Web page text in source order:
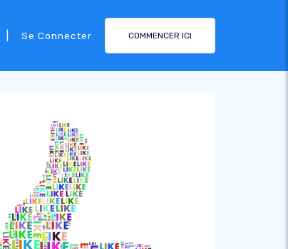
Se Connecter COMMENCER ICI